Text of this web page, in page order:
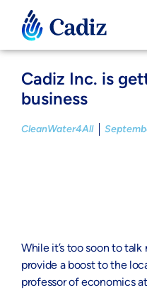
Cadiz Inc. is
business
CleanWater4All
While it’s too soon to
provide a boost to the
professor of economics